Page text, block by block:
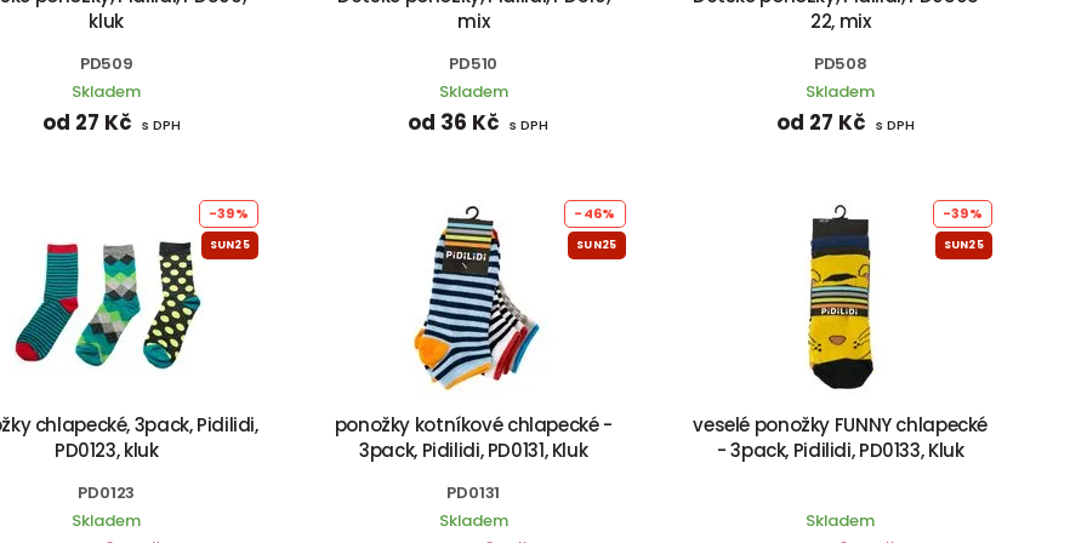
kluk
PD509
Skladem
od 27 Kč s DPH
mix
PD510
Skladem
od 36 Kč s DPH
22, mix
PD508
Skladem
od 27 Kč s DPH
-39%
SUN25
chlapecké, 3pack, Pidilidi,
PD0123, kluk
PD0123
Skladem
-46%
SUN25
ponožky kotníkové chlapecké -
3pack, Pidilidi, PD0131, Kluk
PD0131
Skladem
-39%
SUN25
veselé ponožky FUNNY chlapecké
- 3pack, Pidilidi, PD0133, Kluk
Skladem